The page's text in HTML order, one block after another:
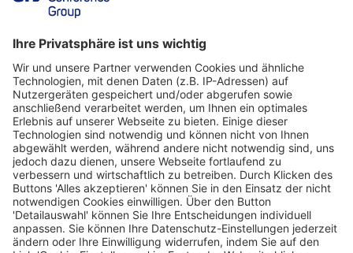
24./25. November 2026
Rheingoldhalle
Mainz
Veranstalter
dfv Conference Group GmbH
Mainzer Landstraße 251
60326 Frankfurt